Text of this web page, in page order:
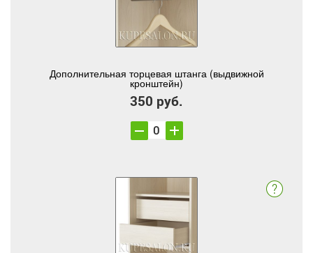
Дополнительная торцевая штанга (выдвижной
кронштейн)
350 руб.